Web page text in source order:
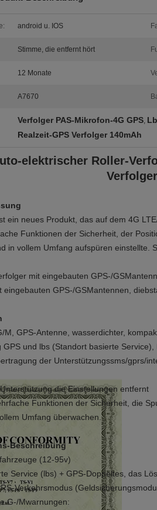
android u. IOS
Stimme, die entfernt hört
12 Monate
A7670
Verfolger PAS-Mikrofon-4G GPS,
Realzeit-GPS Verfolger 140mAh
elektrischer Roller-
ein neues Produkt, das auf dem 4G
Funktionen der Sicherheit, der
in vollem Umfang aufspüren einstellte.
mit eingebauten GPS-/
eingebauten GPS-/GSMantennen,
M, GPS-Antenne, wasserdichter,
GPS und lbs (Standort basierte
der Unterstützungssms/gprs/
die Einstellungen entfernt
Funktionen der Sicherheit, die
Umfang überwachen.
Beschreibung
(12-95v)
Service (lbs) + GPS-Doppeltes, das
Verkehrsmodus
G-/Mwarnungen: